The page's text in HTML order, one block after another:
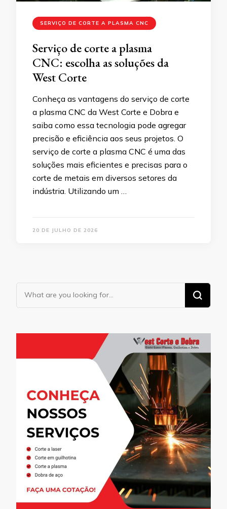
SERVIÇO DE CORTE A PLASMA CNC
Serviço de corte a plasma
CNC: escolha as soluções da
West Corte
Conheça as vantagens do serviço de corte
a plasma CNC da West Corte e Dobra e
saiba como essa tecnologia pode agregar
precisão e eficiência aos seus projetos. O
serviço de corte a plasma CNC é uma das
soluções mais eficientes e precisas para o
corte de metais em diversos setores da
indústria. Utilizando um …
20 DE JULHO DE 2026
Looking
for